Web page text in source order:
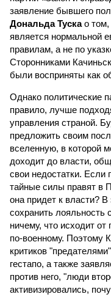
заявление бывшего
Дональда Тускао том,
является нормальной
правилам, а не по
Сторонниками
были восприняты как
Однако политические
правило, лучше
управления страной.
предложить своим
вселенную, в которой
доходит до власти,
свои недостатки. Если
тайные силы правят в
она придет к власти?
сохранить лояльность
ничему, что исходит от
по-военному. Поэтому
критиков
гестапо, а также
против него, "люди
активизировались,